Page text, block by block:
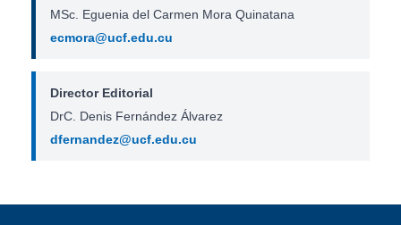
MSc. Eguenia del Carmen Mora Quinatana
ecmora@ucf.edu.cu
Director Editorial
DrC. Denis Fernández Álvarez
dfernandez@ucf.edu.cu